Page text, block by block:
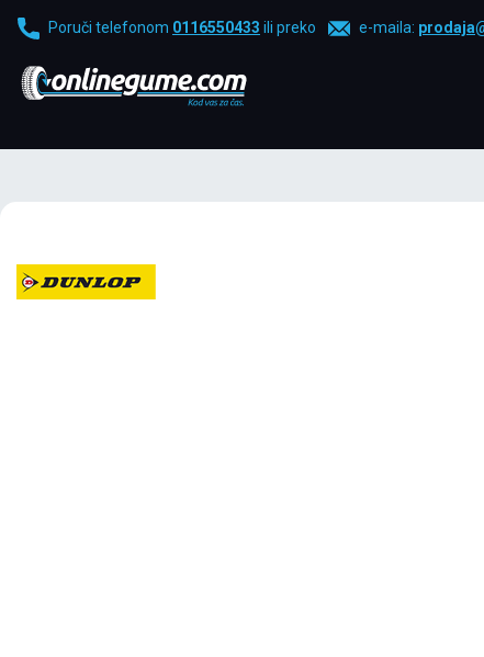
Poruči telefonom 0116550433 ili preko e-maila: